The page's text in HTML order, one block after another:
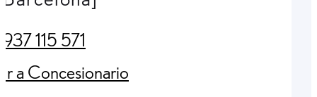
937 115 571
(Opens in new tab)
Ir a Concesionario
(Opens in new tab)